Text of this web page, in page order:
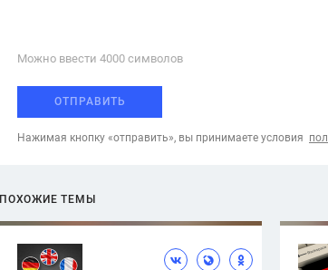
Можно ввести 4000 cимволов
ОТПРАВИТЬ
Нажимая кнопку «отправить», вы принимаете условия
ПОХОЖИЕ ТЕМЫ